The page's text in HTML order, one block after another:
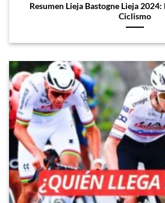
Resumen Lieja Bastogne Lieja 2024:
Ciclismo